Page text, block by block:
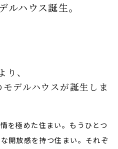
ハウス誕生。
、
デルハウスが誕生しま
を極めた住まい。もうひとつ
開放感を持つ住まい。それぞ